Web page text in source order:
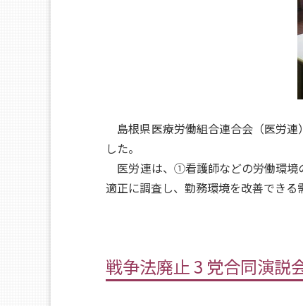
島根県医療労働組合連合会（医労連
した。
医労連は、①看護師などの労働環境
適正に調査し、勤務環境を改善できる
戦争法廃止 3 党合同演説